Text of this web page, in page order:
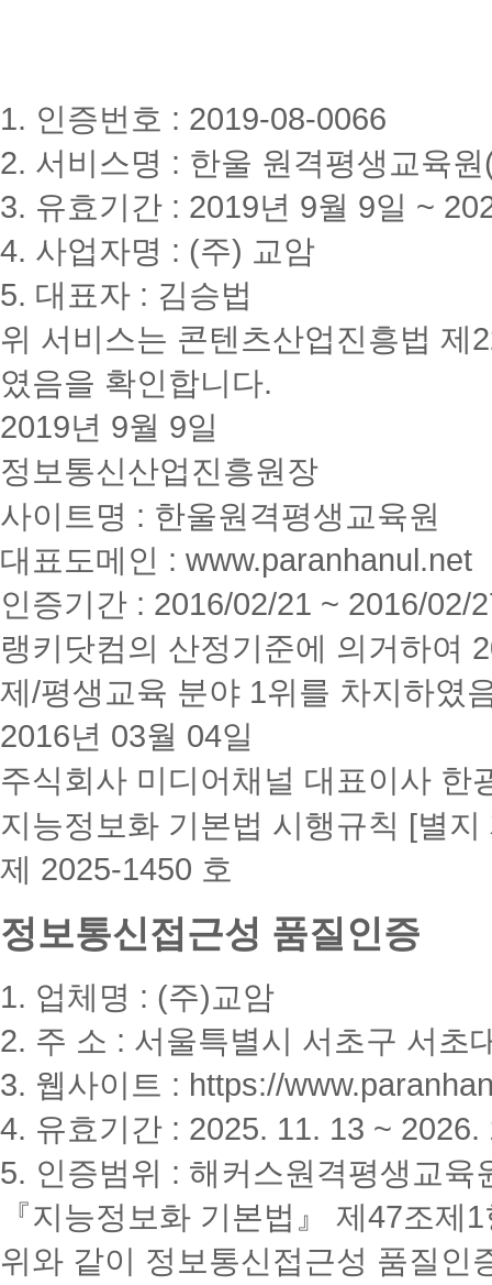
1. 인증번호 : 2019-08-0066
2. 서비스명 : 한울 원격평생교육
3. 유효기간 : 2019년 9월 9일 ~
4. 사업자명 : (주) 교암
5. 대표자 : 김승법
위 서비스는 콘텐츠산업진흥법 제
였음을 확인합니다.
2019년 9월 9일
정보통신산업진흥원장
사이트명 : 한울원격평생교육원
대표도메인 : www.paranhanul.net
인증기간 : 2016/02/21 ~ 2016/02/
랭키닷컴의 산정기준에 의거하여
제/평생교육 분야 1위를 차지하였
2016년 03월 04일
주식회사 미디어채널 대표이사 한
지능정보화 기본법 시행규칙 [별지
제 2025-1450 호
정보통신접근성 품질인증
1. 업체명 : (주)교암
2. 주 소 : 서울특별시 서초구 서초
3. 웹사이트 : https://
4. 유효기간 : 2025. 11. 13 ~ 2026.
5. 인증범위 : 해커스원격평생교육
『지능정보화 기본법』 제47조
위와 같이 정보통신접근성 품질인